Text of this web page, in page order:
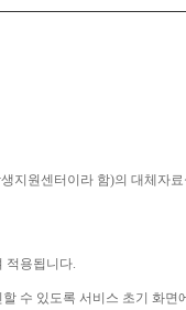
지원센터이라 함)의 대체자
적용됩니다.
수 있도록 서비스 초기 화면